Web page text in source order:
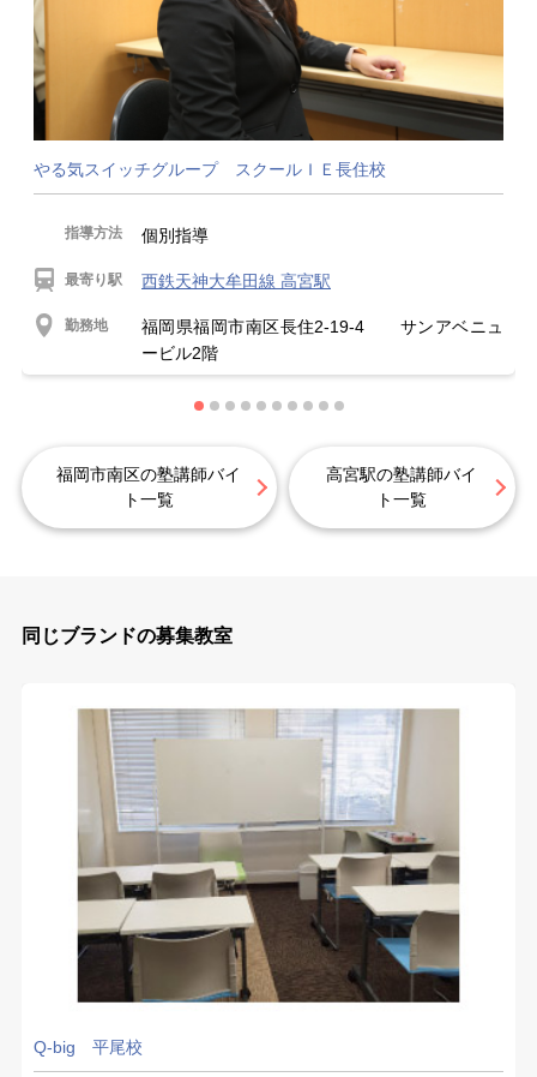
やる気スイッチグループ スクールＩＥ長住校
指導方法 個別指導
最寄り駅 西鉄天神大牟田線 高宮駅
勤務地
福岡県福岡市南区長住2-19-4 サンアベニュ
ービル2階
福岡市南区の塾講師バイ
ト一覧
高宮駅の塾講師バイ
ト一覧
同じブランドの募集教室
Q-big 平尾校